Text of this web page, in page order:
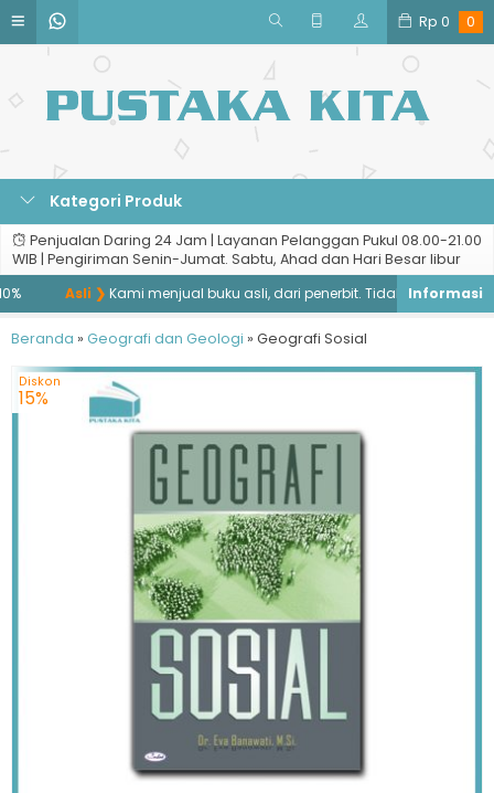
Rp 0 0
Kategori Produk
Penjualan Daring 24 Jam | Layanan Pelanggan Pukul 08.00-21.00
WIB | Pengiriman Senin-Jumat. Sabtu, Ahad dan Hari Besar libur
Asli ❯ Kami menjual buku asli, dari penerbit. Tidak menjual
Beranda » Geografi dan Geologi » Geografi Sosial
Diskon
15%